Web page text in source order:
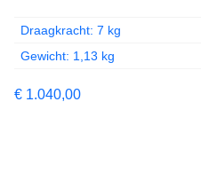
Draagkracht: 7 kg
Gewicht: 1,13 kg
€ 1.040,00